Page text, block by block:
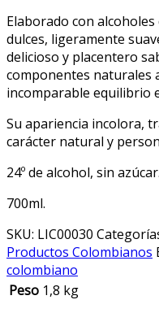
Elaborado con
dulces, ligeramente
delicioso y placentero
componentes naturales
incomparable equilibrio
Su apariencia incolora,
carácter natural y
24º de alcohol, sin azúcar.
700ml.
SKU: LIC00030
Productos Colombianos
colombiano
Peso 1,8 kg